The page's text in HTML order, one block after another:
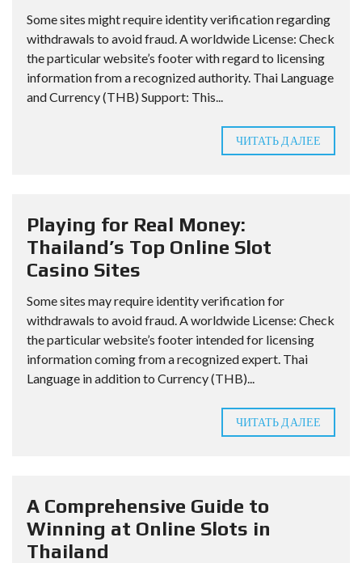
Some sites might require identity verification regarding
withdrawals to avoid fraud. A worldwide License: Check
the particular website’s footer with regard to licensing
information from a recognized authority. Thai Language
and Currency (THB) Support: This...
ЧИТАТЬ ДАЛЕЕ
Playing for Real Money:
Thailand’s Top Online Slot
Casino Sites
Some sites may require identity verification for
withdrawals to avoid fraud. A worldwide License: Check
the particular website’s footer intended for licensing
information coming from a recognized expert. Thai
Language in addition to Currency (THB)...
ЧИТАТЬ ДАЛЕЕ
A Comprehensive Guide to
Winning at Online Slots in
Thailand